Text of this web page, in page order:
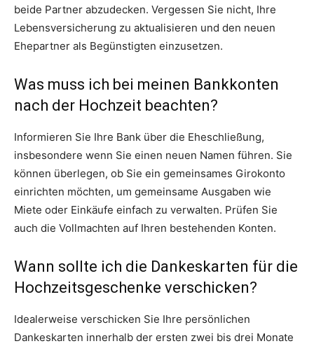
beide Partner abzudecken. Vergessen Sie nicht, Ihre
Lebensversicherung zu aktualisieren und den neuen
Ehepartner als Begünstigten einzusetzen.
Was muss ich bei meinen Bankkonten
nach der Hochzeit beachten?
Informieren Sie Ihre Bank über die Eheschließung,
insbesondere wenn Sie einen neuen Namen führen. Sie
können überlegen, ob Sie ein gemeinsames Girokonto
einrichten möchten, um gemeinsame Ausgaben wie
Miete oder Einkäufe einfach zu verwalten. Prüfen Sie
auch die Vollmachten auf Ihren bestehenden Konten.
Wann sollte ich die Dankeskarten für die
Hochzeitsgeschenke verschicken?
Idealerweise verschicken Sie Ihre persönlichen
Dankeskarten innerhalb der ersten zwei bis drei Monate